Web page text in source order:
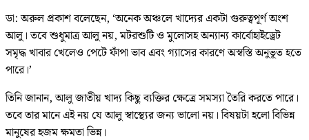
ডা: অরুল প্রকাশ বলেছেন, ‘অনেক অঞ্চলে খাদ্যের একটা গুরুত্বপূর্ণ অংশ
আলু। তবে শুধুমাত্র আলু নয়, মটরশুটি ও মুলোসহ অন্যান্য কার্বোহাইড্রেট
সমৃদ্ধ খাবার খেলেও পেটে ফাঁপা ভাব এবং গ্যাসের কারণে অস্বস্তি অনুভূত হতে
পারে।’
তিনি জানান, আলু জাতীয় খাদ্য কিছু ব্যক্তির ক্ষেত্রে সমস্যা তৈরি করতে পারে।
তবে তার মানে এই নয় যে আলু স্বাস্থ্যের জন্য ভালো নয়। বিষয়টা হলো বিভিন্ন
মানুষের হজম ক্ষমতা ভিন্ন।